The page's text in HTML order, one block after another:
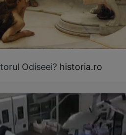
Odiseei? historia.ro